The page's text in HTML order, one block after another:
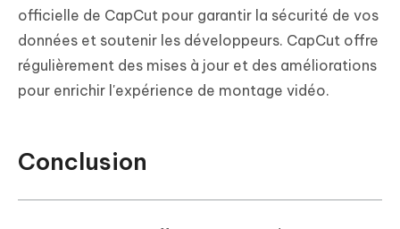
officielle de CapCut pour garantir la sécurité de vos
données et soutenir les développeurs. CapCut offre
régulièrement des mises à jour et des améliorations
pour enrichir l'expérience de montage vidéo.
Conclusion